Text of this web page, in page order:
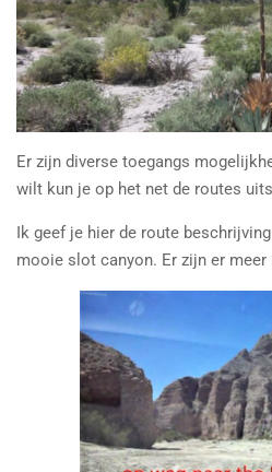
Er zijn diverse toegangs
wilt kun je op het net de routes
Ik geef je hier de route
mooie slot canyon. Er zijn er